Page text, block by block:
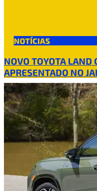
NOTÍCIAS
NOVO TOYOTA LAND
APRESENTADO NO